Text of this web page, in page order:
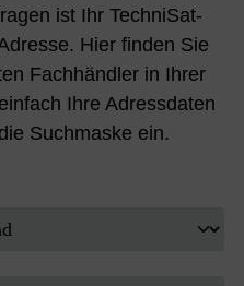
ist Ihr TechniSat-
Hier finden Sie
Fachhändler in Ihrer
Ihre Adressdaten
Suchmaske ein.